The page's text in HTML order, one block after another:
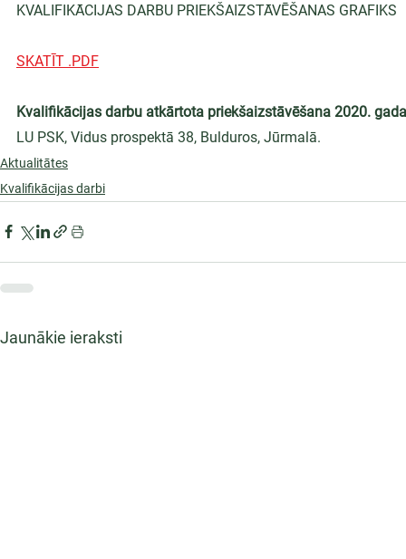
KVALIFIKĀCIJAS DARBU PRIEKŠAIZSTĀVĒŠANAS GRAFIKS
SKATĪT .PDF
Kvalifikācijas darbu atkārtota priekšaizstāvēšana 2020.
LU PSK, Vidus prospektā 38, Bulduros, Jūrmalā.
Aktualitātes
Kvalifikācijas darbi
Jaunākie ieraksti